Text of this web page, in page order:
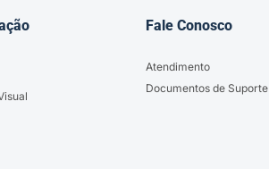
Fale Conosco
Atendimento
Documentos de Suporte